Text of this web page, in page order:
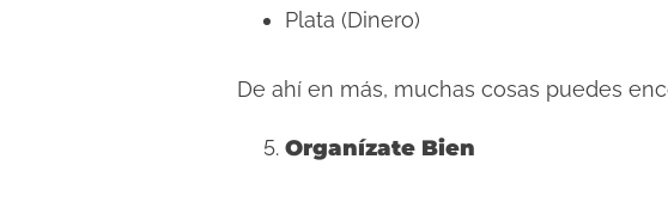
Plata (Dinero)
De ahí en más, muchas cosas puedes
Organízate Bien